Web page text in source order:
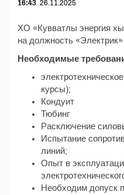
16:43 26.11.2025
ХО «Кувватлы энергия
на должность «Электрик»
Необходимые
курсы);
Кондуит
Тюбинг
Расключение
Испытание
линий;
Опыт в
Необходим допуск